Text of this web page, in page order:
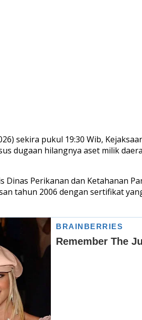
sekira pukul 19:30 Wib,
dugaan hilangnya aset milik
Perikanan dan Ketahanan
tahun 2006 dengan sertifikat